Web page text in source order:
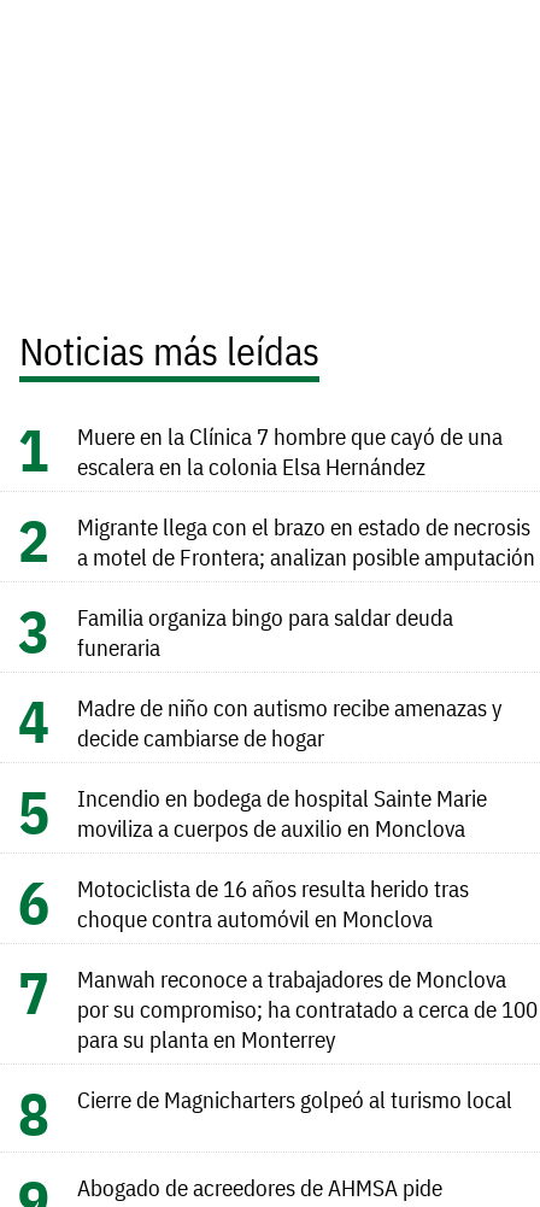
Noticias más leídas
Muere en la Clínica 7 hombre que cayó de una
escalera en la colonia Elsa Hernández
Migrante llega con el brazo en estado de necrosis
a motel de Frontera; analizan posible amputación
Familia organiza bingo para saldar deuda
funeraria
Madre de niño con autismo recibe amenazas y
decide cambiarse de hogar
Incendio en bodega de hospital Sainte Marie
moviliza a cuerpos de auxilio en Monclova
Motociclista de 16 años resulta herido tras
choque contra automóvil en Monclova
Manwah reconoce a trabajadores de Monclova
por su compromiso; ha contratado a cerca de 100
para su planta en Monterrey
Cierre de Magnicharters golpeó al turismo local
Abogado de acreedores de AHMSA pide